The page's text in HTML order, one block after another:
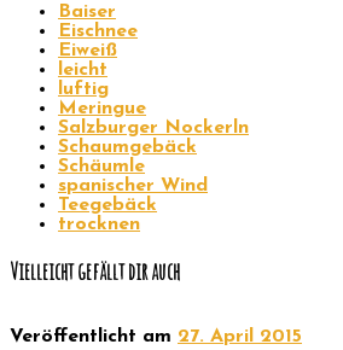
Baiser
Eischnee
Eiweiß
leicht
luftig
Meringue
Salzburger Nockerln
Schaumgebäck
Schäumle
spanischer Wind
Teegebäck
trocknen
Vielleicht gefällt dir auch
Veröffentlicht am 27. April 2015